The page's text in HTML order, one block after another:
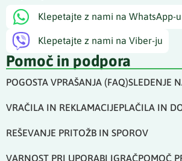
Klepetajte z nami na WhatsApp-u
Klepetajte z nami na Viber-ju
Pomoč in podpora
POGOSTA VPRAŠANJA (FAQ)SLEDENJE
VRAČILA IN REKLAMACIJEPLAČILA IN
REŠEVANJE PRITOŽB IN SPOROV
VARNOST PRI UPORABI IGRAČPOMOČ